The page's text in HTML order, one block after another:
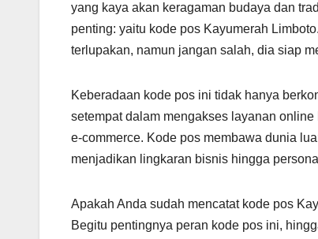
yang kaya akan keragaman budaya dan
penting: yaitu kode pos Kayumerah
terlupakan, namun jangan salah, dia siap
Keberadaan kode pos ini tidak hanya
setempat dalam mengakses layanan
e-commerce. Kode pos membawa dunia
menjadikan lingkaran bisnis hingga
Apakah Anda sudah mencatat kode pos
Begitu pentingnya peran kode pos ini,